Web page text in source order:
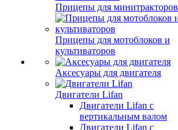
Прицепы для минитракторов
Прицепы для мотоблоков и
культиваторов
Аксесуары для двигателя
Двигатели Lifan
Двигатели Lifan с
вертикальным валом
Двигатели Lifan с